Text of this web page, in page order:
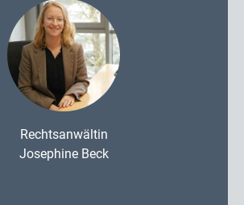
Rechtsanwältin
Josephine Beck